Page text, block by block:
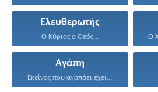
Ελευθερωτής
Ο Κύριος ο Θεός...
Αγάπη
Εκείνος που αγαπάει έχει...